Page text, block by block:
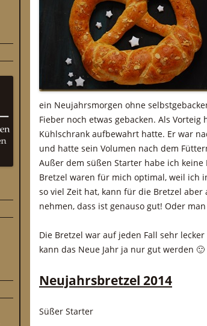
ein Neujahrsmorgen ohne
Fieber noch etwas gebacken. Als Vorteig
Kühlschrank aufbewahrt hatte. Er war
und hatte sein Volumen nach dem
Außer dem süßen Starter habe ich
Bretzel waren für mich optimal, weil ich
so viel Zeit hat, kann für die Bretzel aber
nehmen, dass ist genauso gut! Oder
Die Bretzel war auf jeden Fall sehr
kann das Neue Jahr ja nur gut werden 🙂
Neujahrsbretzel 2014
Süßer Starter